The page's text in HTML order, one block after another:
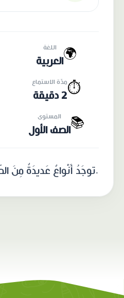
🌍 اللغة
العربية
⏱️مدّة الاستماع
2 دقيقة
📚 المستوى
الصف الأول
.توجَدُ أَنْواعٌ عَديدَةٌ مِنَ